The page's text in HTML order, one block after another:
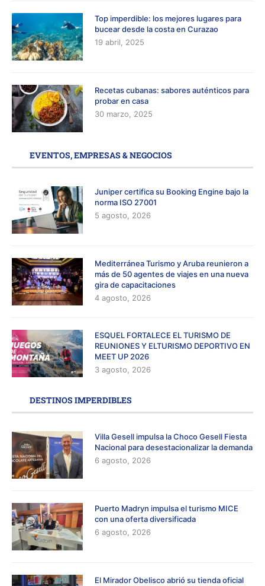
Top imperdible: los mejores lugares para
bucear desde la costa en Curazao
19 abril, 2025
Recetas cubanas: sabores auténticos para
probar en casa
30 marzo, 2025
EVENTOS, EMPRESAS & NEGOCIOS
Juniper certifica su Booking Engine bajo la
norma ISO 27001
5 agosto, 2026
Mediterránea Turismo y Aruba reunieron a
más de 50 agentes de viajes en una nueva
gira de capacitaciones
4 agosto, 2026
ESQUEL FORTALECE EL TURISMO DE
REUNIONES Y ELTURISMO DEPORTIVO EN
MEET UP 2026
3 agosto, 2026
DESTINOS IMPERDIBLES
Villa Gesell impulsa la Choco Gesell Fiesta
Nacional para desestacionalizar la demanda
6 agosto, 2026
Puerto Madryn impulsa el turismo MICE
con una oferta diversificada
6 agosto, 2026
El Mirador Obelisco abrió su tienda oficial